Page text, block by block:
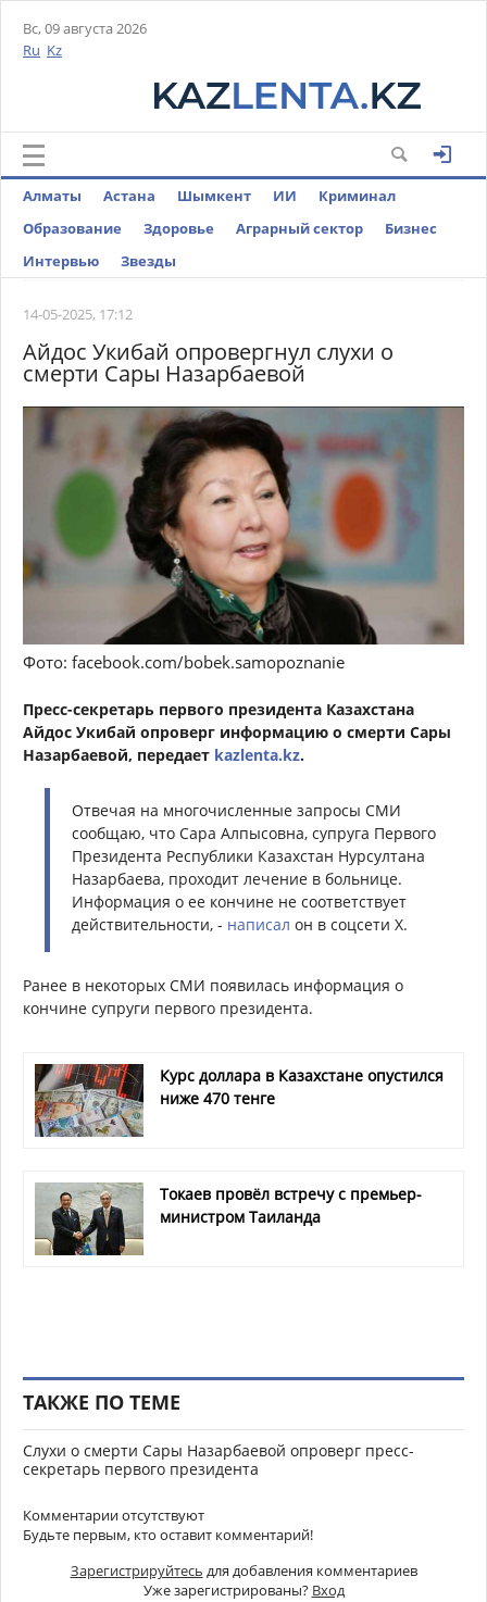
Вс, 09 августа 2026
Ru Kz
Алматы Астана Шымкент ИИ
Криминал
Образование
Здоровье Аграрный сектор
Бизнес
Интервью
Звезды
14-05-2025, 17:12
Айдос Укибай опровергнул слухи о
смерти Сары Назарбаевой
Фото: facebook.com/bobek.samopoznanie
Пресс-секретарь первого президента Казахстана
Айдос Укибай опроверг информацию о смерти Сары
Назарбаевой, передает kazlenta.kz.
Отвечая на многочисленные запросы СМИ
сообщаю, что Сара Алпысовна, супруга Первого
Президента Республики Казахстан Нурсултана
Назарбаева, проходит лечение в больнице.
Информация о ее кончине не соответствует
действительности, - написал он в соцсети X.
Ранее в некоторых СМИ появилась информация о
кончине супруги первого президента.
Курс доллара в Казахстане опустился
ниже 470 тенге
Токаев провёл встречу с премьер-
министром Таиланда
ТАКЖЕ ПО ТЕМЕ
Слухи о смерти Сары Назарбаевой опроверг пресс-
секретарь первого президента
Комментарии отсутствуют
Будьте первым, кто оставит комментарий!
Зарегистрируйтесь для добавления комментариев
Уже зарегистрированы? Вход